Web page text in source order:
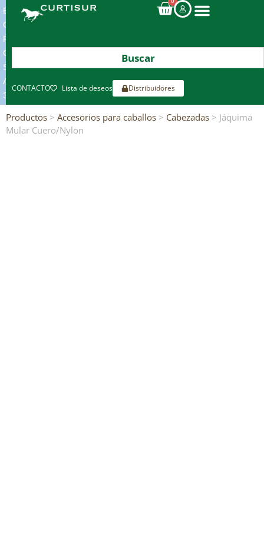
ENVIOS
GRATIS
POR
COMPRAS
SUPERIORES
A
300€*
CONTACTO Lista de deseos Distribuidores
Productos > Accesorios para caballos > Cabezadas > Jáquima
Mular Cuero/Nylon